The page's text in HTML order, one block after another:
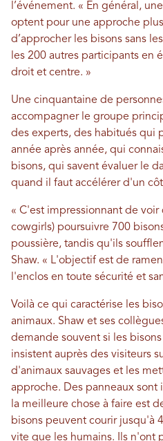
l’événement. « En général,
optent pour une approche
d’approcher les bisons sans
les 200 autres participants en
droit et centre. »
Une cinquantaine de
accompagner le groupe
des experts, des habitués qui
année après année, qui
bisons, qui savent évaluer le
quand il faut accélérer d'un
« C'est impressionnant de voir
cowgirls) poursuivre 700
poussière, tandis qu'ils
Shaw. « L'objectif est de
l'enclos en toute sécurité et
Voilà ce qui caractérise les
animaux. Shaw et ses
demande souvent si les
insistent auprès des visiteurs
d'animaux sauvages et les
approche. Des panneaux sont
la meilleure chose à faire est
bisons peuvent courir jusqu'à
vite que les humains. Ils n'ont